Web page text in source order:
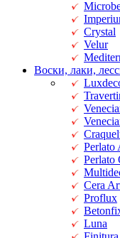
Crystal
Velur
Воски, лаки,
Perlato
Perlato
Cera
Proflux
Luna